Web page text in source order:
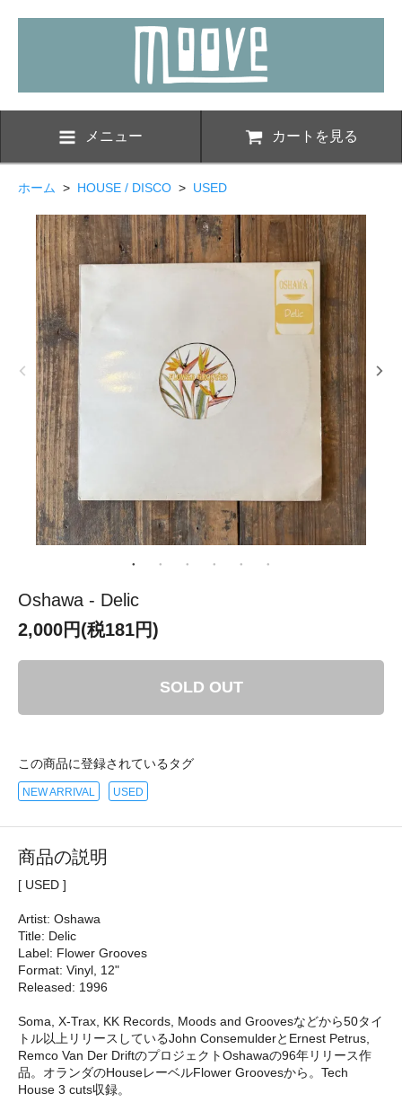
メニュー カートを見る
ホーム > HOUSE / DISCO > USED
Oshawa - Delic
2,000円(税181円)
SOLD OUT
この商品に登録されているタグ
NEW ARRIVAL USED
商品の説明
[ USED ]
Artist: Oshawa
Title: Delic
Label: Flower Grooves
Format: Vinyl, 12"
Released: 1996
Soma, X-Trax, KK Records, Moods and Groovesなどから50タイ
トル以上リリースしているJohn ConsemulderとErnest Petrus,
Remco Van Der DriftのプロジェクトOshawaの96年リリース作
品。オランダのHouseレーベルFlower Groovesから。Tech
House 3 cuts収録。